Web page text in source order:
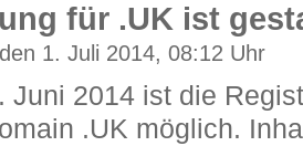
für .UK ist
1. Juli 2014, 08:12 Uhr
Juni 2014 ist die
.UK möglich.